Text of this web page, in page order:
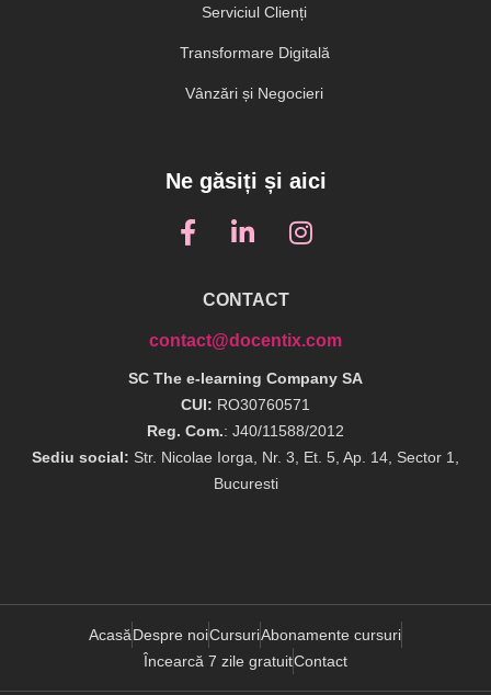
Serviciul Clienți
Transformare Digitală
Vânzări și Negocieri
Ne găsiți și aici
CONTACT
contact@docentix.com
SC The e-learning Company SA
CUI: RO30760571
Reg. Com.: J40/11588/2012
Sediu social: Str. Nicolae Iorga, Nr. 3, Et. 5, Ap. 14, Sector 1,
Bucuresti
AcasăDespre noiCursuriAbonamente cursuri
Încearcă 7 zile gratuitContact